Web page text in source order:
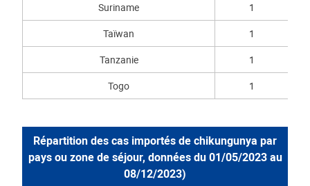
Suriname
1
Taïwan
1
Tanzanie
1
Togo
1
Répartition des cas importés de chikungunya par
pays ou zone de séjour, données du 01/05/2023 au
08/12/2023)